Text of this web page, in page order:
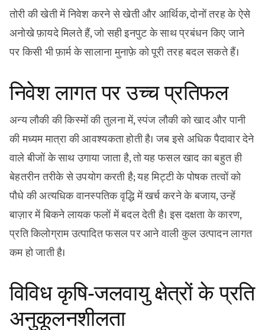
तोरी की खेती में निवेश करने से खेती और आर्थिक, दोनों तरह के ऐसे
अनोखे फ़ायदे मिलते हैं, जो सही इनपुट के साथ प्रबंधन किए जाने
पर किसी भी फ़ार्म के सालाना मुनाफ़े को पूरी तरह बदल सकते हैं।
निवेश लागत पर उच्च प्रतिफल
अन्य लौकी की किस्मों की तुलना में, स्पंज लौकी को खाद और पानी
की मध्यम मात्रा की आवश्यकता होती है। जब इसे अधिक पैदावार देने
वाले बीजों के साथ उगाया जाता है, तो यह फसल खाद का बहुत ही
बेहतरीन तरीके से उपयोग करती है; यह मिट्टी के पोषक तत्वों को
पौधे की अत्यधिक वानस्पतिक वृद्धि में खर्च करने के बजाय, उन्हें
बाज़ार में बिकने लायक फलों में बदल देती है। इस दक्षता के कारण,
प्रति किलोग्राम उत्पादित फसल पर आने वाली कुल उत्पादन लागत
कम हो जाती है।
विविध कृषि-जलवायु क्षेत्रों के प्रति
अनुकूलनशीलता